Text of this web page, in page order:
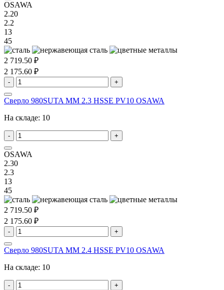
OSAWA
2.20
2.2
13
45
2 719.50 ₽
2 175.60 ₽
- +
Сверло 980SUTA MM 2.3 HSSE PV10 OSAWA
На складе: 10
- +
OSAWA
2.30
2.3
13
45
2 719.50 ₽
2 175.60 ₽
- +
Сверло 980SUTA MM 2.4 HSSE PV10 OSAWA
На складе: 10
- +